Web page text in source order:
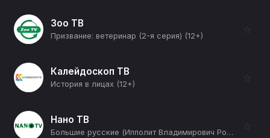
Зоо ТВ
Призвание: ветеринар (2-я серия) (12+)
☆
Калейдоскоп ТВ
История в лицах (12+)
☆
Нано ТВ
Большие русские (Ипполит Владимирович Романов) (12+)
☆